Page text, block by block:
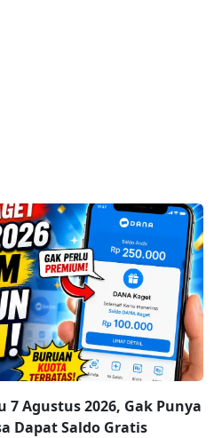
7 Agustus 2026, Gak Punya
Dapat Saldo Gratis